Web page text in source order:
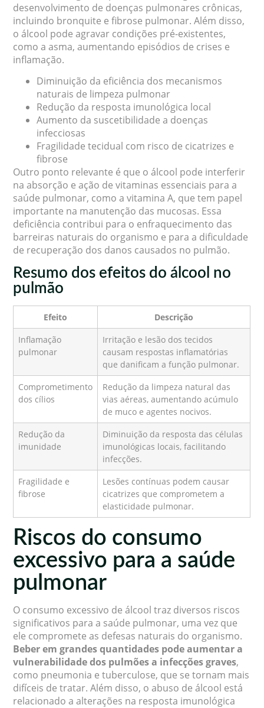
desenvolvimento de doenças pulmonares crônicas,
incluindo bronquite e fibrose pulmonar. Além disso,
o álcool pode agravar condições pré-existentes,
como a asma, aumentando episódios de crises e
inflamação.
Diminuição da eficiência dos mecanismos
naturais de limpeza pulmonar
Redução da resposta imunológica local
Aumento da suscetibilidade a doenças
infecciosas
Fragilidade tecidual com risco de cicatrizes e
fibrose
Outro ponto relevante é que o álcool pode interferir
na absorção e ação de vitaminas essenciais para a
saúde pulmonar, como a vitamina A, que tem papel
importante na manutenção das mucosas. Essa
deficiência contribui para o enfraquecimento das
barreiras naturais do organismo e para a dificuldade
de recuperação dos danos causados no pulmão.
Resumo dos efeitos do álcool no
pulmão
Efeito
Descrição
Inflamação
pulmonar
Irritação e lesão dos tecidos
causam respostas inflamatórias
que danificam a função pulmonar.
Comprometimento
dos cílios
Redução da limpeza natural das
vias aéreas, aumentando acúmulo
de muco e agentes nocivos.
Redução da
imunidade
Diminuição da resposta das células
imunológicas locais, facilitando
infecções.
Fragilidade e
fibrose
Lesões contínuas podem causar
cicatrizes que comprometem a
elasticidade pulmonar.
Riscos do consumo
excessivo para a saúde
pulmonar
O consumo excessivo de álcool traz diversos riscos
significativos para a saúde pulmonar, uma vez que
ele compromete as defesas naturais do organismo.
Beber em grandes quantidades pode aumentar a
vulnerabilidade dos pulmões a infecções graves,
como pneumonia e tuberculose, que se tornam mais
difíceis de tratar. Além disso, o abuso de álcool está
relacionado a alterações na resposta imunológica